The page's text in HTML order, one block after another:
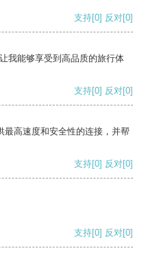
支持[0] 反对[0]
我能够享受到高品质的旅行体
支持[0] 反对[0]
最高速度和安全性的连接，并帮
支持[0] 反对[0]
支持[0] 反对[0]